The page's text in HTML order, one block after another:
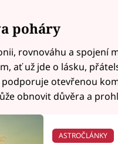
poháry
rovnováhu a spojení
ať už jde o lásku,
otevřenou
obnovit důvěra a
ASTROČLÁNKY